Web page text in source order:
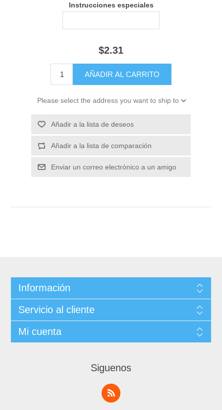
Instrucciones especiales
$2.31
Please select the address you want to ship to
Información
Servicio al cliente
Mi cuenta
Siguenos